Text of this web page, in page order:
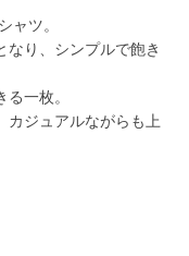
ャツ。
なり、シンプルで飽き
一枚。
カジュアルながらも上